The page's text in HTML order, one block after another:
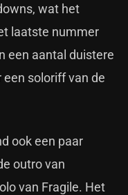
wat het
laatste nummer
een aantal duistere
een soloriff van de
ook een paar
outro van
van Fragile. Het